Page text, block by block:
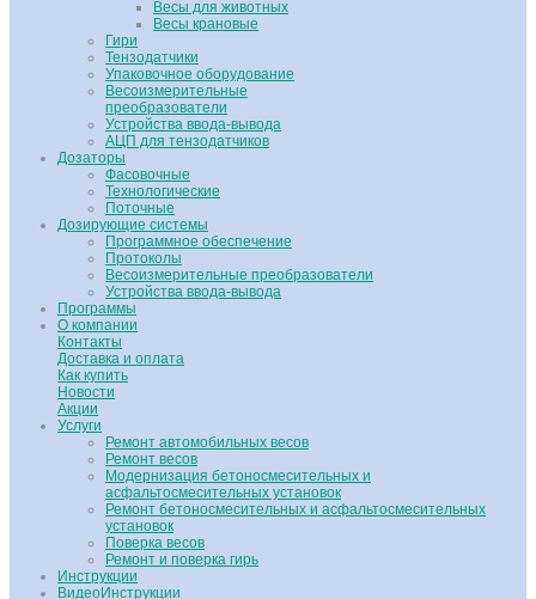
Весы для животных
Весы крановые
Гири
Тензодатчики
Упаковочное оборудование
Весоизмерительные
преобразователи
Устройства ввода-вывода
АЦП для тензодатчиков
Дозаторы
Фасовочные
Технологические
Поточные
Дозирующие системы
Программное обеспечение
Протоколы
Весоизмерительные преобразователи
Устройства ввода-вывода
Программы
О компании
Контакты
Доставка и оплата
Как купить
Новости
Акции
Услуги
Ремонт автомобильных весов
Ремонт весов
Модернизация бетоносмесительных и
асфальтосмесительных установок
Ремонт бетоносмесительных и асфальтосмесительных
установок
Поверка весов
Ремонт и поверка гирь
Инструкции
ВидеоИнструкции